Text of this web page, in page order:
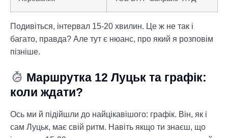
Подивіться, інтервал 15-20 хвилин. Це ж не так і
багато, правда? Але тут є нюанс, про який я розповім
пізніше.
Маршрутка 12 Луцьк та графік:
коли ждати?
Ось ми й підійшли до найцікавішого: графік. Він, як і
сам Луцьк, має свій ритм. Навіть якщо ти знаєш, що